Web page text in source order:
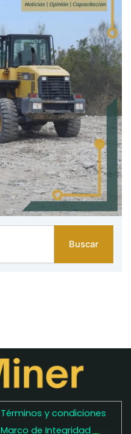
Buscar
Términos y condiciones
Marco de Integridad